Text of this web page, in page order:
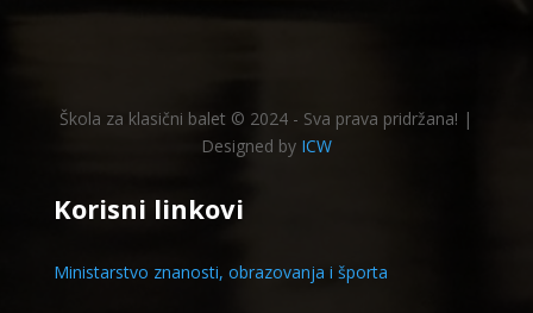
Škola za klasični balet © 2024 - Sva prava pridržana! |
Designed by ICW
Korisni linkovi
Ministarstvo znanosti, obrazovanja i športa